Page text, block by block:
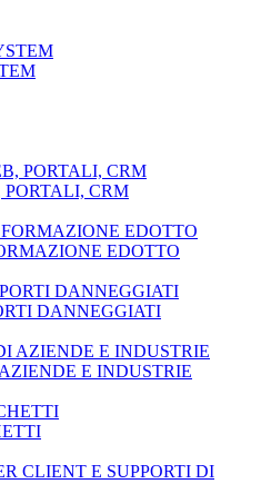
CRM
EDOTTO
DANNEGGIATI
E INDUSTRIE